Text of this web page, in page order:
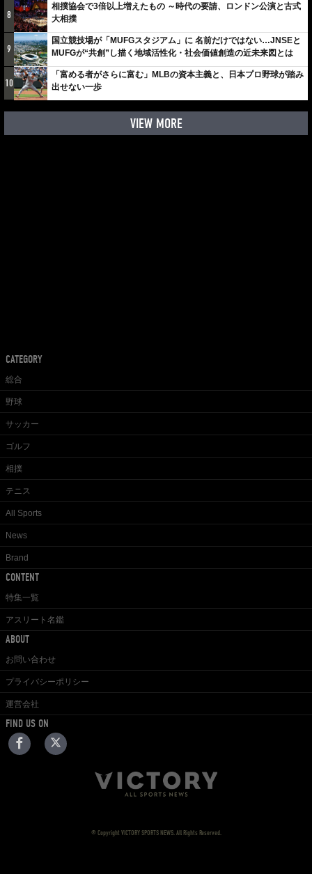
8
相撲協会で3倍以上増えたもの ～時代の要請、ロンドン公演と古式
大相撲
9
国立競技場が「MUFGスタジアム」に 名前だけではない…JNSEと
MUFGが“共創”し描く地域活性化・社会価値創造の近未来図とは
10
「富める者がさらに富む」MLBの資本主義と、日本プロ野球が踏み
出せない一歩
VIEW MORE
CATEGORY
総合
野球
サッカー
ゴルフ
相撲
テニス
All Sports
News
Brand
CONTENT
特集一覧
アスリート名鑑
ABOUT
お問い合わせ
プライバシーポリシー
運営会社
FIND US ON
© Copyright VICTORY SPORTS NEWS. All Rights Reserved.